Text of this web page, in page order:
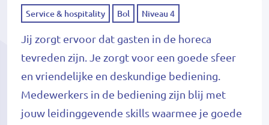
Service & hospitality Bol Niveau 4
Jij zorgt ervoor dat gasten in de horeca
tevreden zijn. Je zorgt voor een goede sfeer
en vriendelijke en deskundige bediening.
Medewerkers in de bediening zijn blij met
jouw leidinggevende skills waarmee je goede